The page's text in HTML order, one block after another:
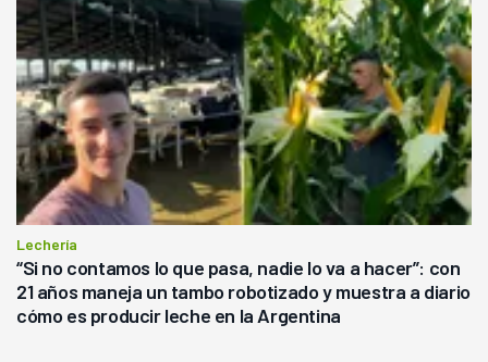
Lechería
“Si no contamos lo que pasa, nadie lo va a hacer”: con
21 años maneja un tambo robotizado y muestra a diario
cómo es producir leche en la Argentina